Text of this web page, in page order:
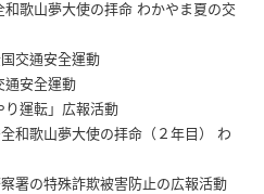
歌山夢大使の拝命 わかやま夏の交
安全運動
全運動
り運転」広報活動
夢大使の拝命（２年目） わ
殊詐欺被害防止の広報活動